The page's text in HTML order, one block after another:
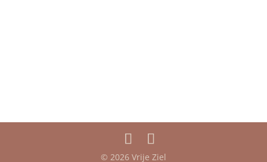
© 2026 Vrije Ziel